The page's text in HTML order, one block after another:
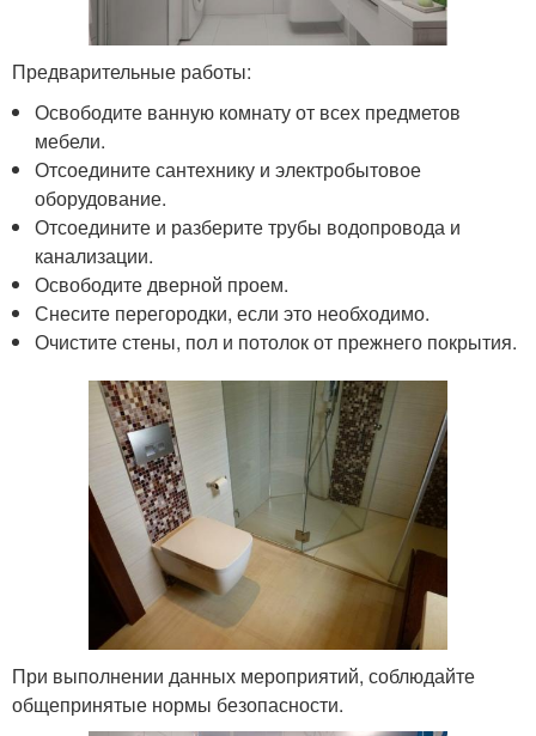
Предварительные работы:
Освободите ванную комнату от всех предметов
мебели.
Отсоедините сантехнику и электробытовое
оборудование.
Отсоедините и разберите трубы водопровода и
канализации.
Освободите дверной проем.
Снесите перегородки, если это необходимо.
Очистите стены, пол и потолок от прежнего покрытия.
При выполнении данных мероприятий, соблюдайте
общепринятые нормы безопасности.